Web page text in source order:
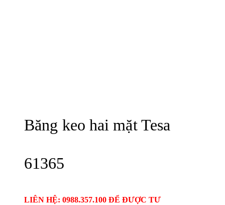
Băng keo hai mặt Tesa
61365
LIÊN HỆ: 0988.357.100 ĐỂ ĐƯỢC TƯ